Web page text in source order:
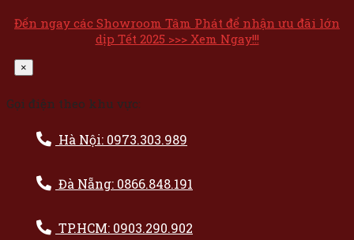
Đến ngay các Showroom Tâm Phát để nhận ưu đãi lớn
dịp Tết 2025 >>> Xem Ngay!!!
×
Gọi điện theo khu vực:
Hà Nội: 0973.303.989
Đà Nẵng: 0866.848.191
TP.HCM: 0903.290.902